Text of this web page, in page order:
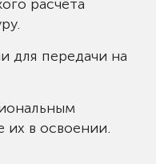
расчёта
для передачи на
в освоении.